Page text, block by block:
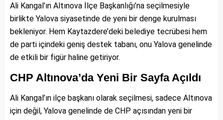
Ali Kangal’ın Altınova İlçe Başkanlığı’na seçilmesiyle
birlikte Yalova siyasetinde de yeni bir denge kurulması
bekleniyor. Hem Kaytazdere’deki belediye tecrübesi hem
de parti içindeki geniş destek tabanı, onu Yalova genelinde
de etkili bir figür haline getiriyor.
CHP Altınova’da Yeni Bir Sayfa Açıldı
Ali Kangal’ın ilçe başkanı olarak seçilmesi, sadece Altınova
için değil, Yalova genelinde de CHP açısından yeni bir